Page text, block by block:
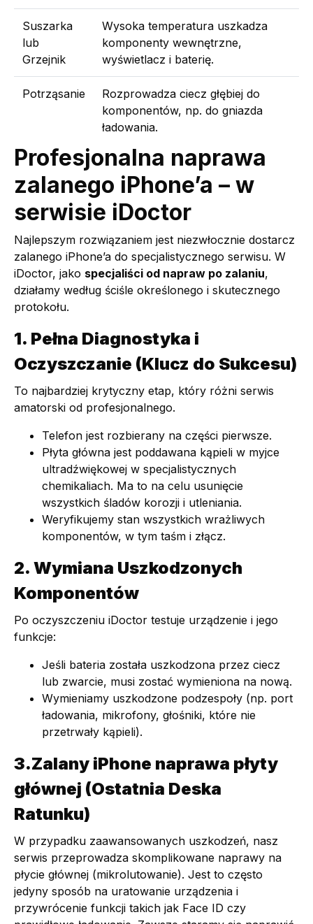
Suszarka
lub
Grzejnik
Wysoka temperatura uszkadza
komponenty wewnętrzne,
wyświetlacz i baterię.
Potrząsanie
Rozprowadza ciecz głębiej do
komponentów, np. do gniazda
ładowania.
Profesjonalna naprawa
zalanego iPhone’a – w
serwisie iDoctor
Najlepszym rozwiązaniem jest niezwłocznie dostarcz
zalanego iPhone’a do specjalistycznego serwisu. W
iDoctor, jako specjaliści od napraw po zalaniu,
działamy według ściśle określonego i skutecznego
protokołu.
1. Pełna Diagnostyka i
Oczyszczanie (Klucz do Sukcesu)
To najbardziej krytyczny etap, który różni serwis
amatorski od profesjonalnego.
Telefon jest rozbierany na części pierwsze.
Płyta główna jest poddawana kąpieli w myjce
ultradźwiękowej w specjalistycznych
chemikaliach. Ma to na celu usunięcie
wszystkich śladów korozji i utleniania.
Weryfikujemy stan wszystkich wrażliwych
komponentów, w tym taśm i złącz.
2. Wymiana Uszkodzonych
Komponentów
Po oczyszczeniu iDoctor testuje urządzenie i jego
funkcje:
Jeśli bateria została uszkodzona przez ciecz
lub zwarcie, musi zostać wymieniona na nową.
Wymieniamy uszkodzone podzespoły (np. port
ładowania, mikrofony, głośniki, które nie
przetrwały kąpieli).
3.Zalany iPhone naprawa płyty
głównej (Ostatnia Deska
Ratunku)
W przypadku zaawansowanych uszkodzeń, nasz
serwis przeprowadza skomplikowane naprawy na
płycie głównej (mikrolutowanie). Jest to często
jedyny sposób na uratowanie urządzenia i
przywrócenie funkcji takich jak Face ID czy